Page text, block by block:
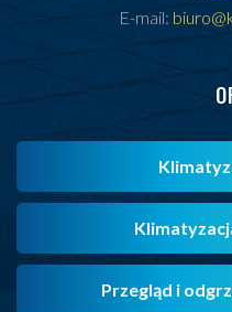
E-mail:
Przegląd i